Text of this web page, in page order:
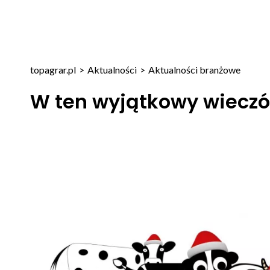
topagrar.pl > Aktualności > Aktualności branżowe
W ten wyjątkowy